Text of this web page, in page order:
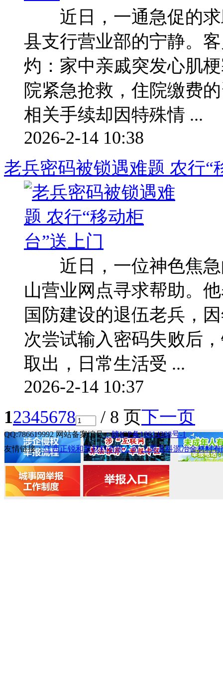
近日，一通急促的求
县支行营业部的宁静。
灼：家中亲戚突发心肌
院紧急抢救，住院缴费
相关手续却因特殊情 ...
2026-2-14 10:38
老兵密码被锁遇难题 农行“
近日，一位神色焦急
山营业网点寻求帮助。
国防建设的退伍老兵，
次尝试输入密码失败后
取出，日常生活受 ...
2026-2-14 10:37
12345678 / 8 页下一页
QQ:786619992 网站备案编号：赣ICP备18014388号-1
友情链接：江西正锐和新材料有限公司 上栗县科源冶金材料有